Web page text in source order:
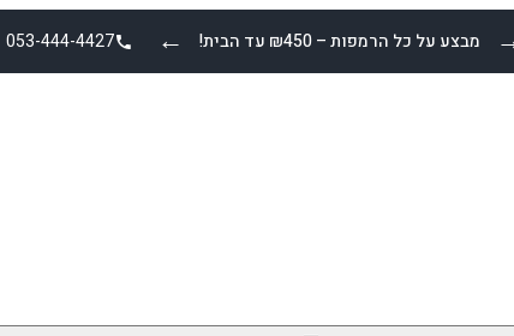
← מבצע על כל הרמפות – ₪450 עד הבית! 053-444-4427